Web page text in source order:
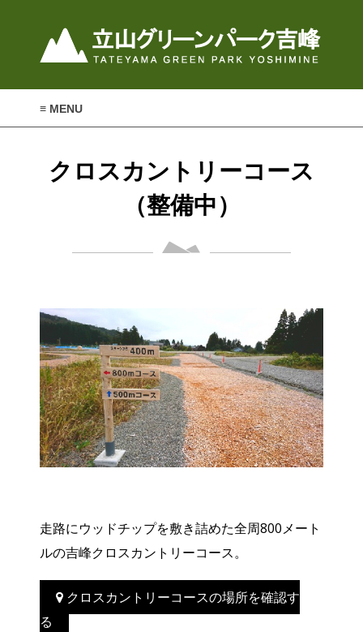
≡ MENU
クロスカントリーコース
（整備中）
走路にウッドチップを敷き詰めた全周800メート
ルの吉峰クロスカントリーコース。
クロスカントリーコースの場所を確認す
る